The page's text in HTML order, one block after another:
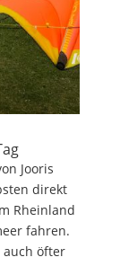
Jooris
direkt
Rheinland
fahren.
auch öfter